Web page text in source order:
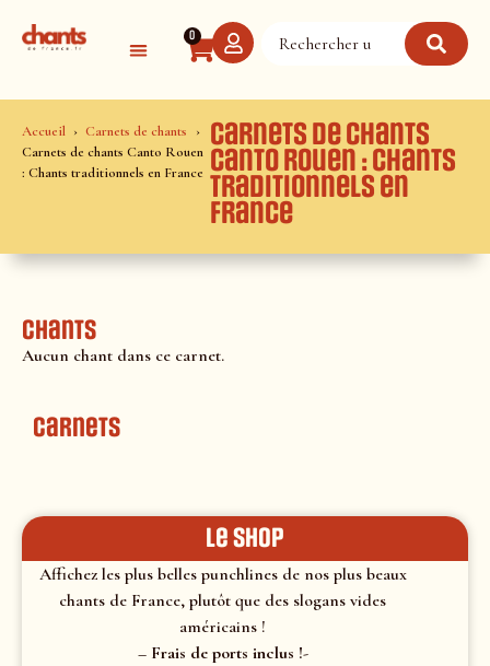
0
Accueil
Carnets de chants
Carnets de chants Canto Rouen
: Chants traditionnels en France
Carnets de chants
Canto Rouen : Chants
traditionnels en
France
Chants
Aucun chant dans ce carnet.
Carnets
le shop
Affichez les plus belles punchlines de nos plus beaux
chants de France, plutôt que des slogans vides
américains !
– Frais de ports inclus !-